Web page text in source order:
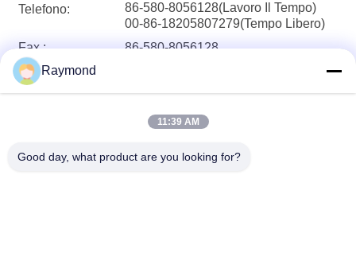
Telefono:
86-580-8056128(Lavoro Il Tempo)
00-86-18205807279(Tempo Libero)
Fax :
86-580-8056128
E-Mail :Raymond
11:39 AM
Good day, what product are you looking for?